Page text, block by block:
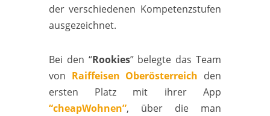
der verschiedenen Kompetenzstufen
ausgezeichnet.
Bei den “Rookies” belegte das Team
von Raiffeisen Oberösterreich den
ersten Platz mit ihrer App
“cheapWohnen”, über die man